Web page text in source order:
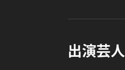
出演芸人